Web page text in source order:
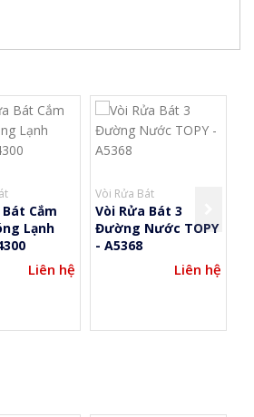
Cắm
Lạnh
Liên hệ
Vòi Rửa Bát
Vòi Rửa Bát 3
Đường Nước TOPY
- A5368
Liên hệ